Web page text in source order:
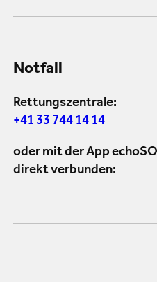
Notfall
Rettungszentrale:
+41 33 744 14 14
oder mit der App
direkt verbunden: